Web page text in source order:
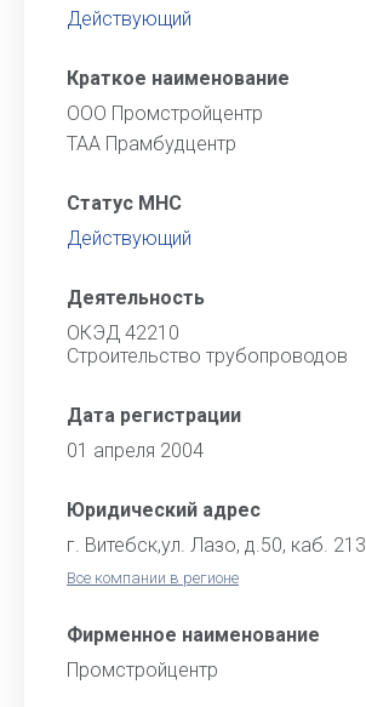
Действующий
Краткое наименование
ООО Промстройцентр
ТАА Прамбудцентр
Статус МНС
Действующий
Деятельность
ОКЭД 42210
Строительство трубопроводов
Дата регистрации
01 апреля 2004
Юридический адрес
г. Витебск,ул. Лазо, д.50, каб. 213
Все компании в регионе
Фирменное наименование
Промстройцентр